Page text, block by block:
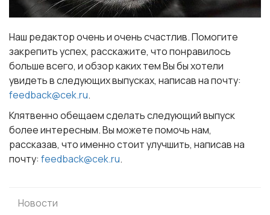
Наш редактор очень и очень счастлив. Помогите
закрепить успех, расскажите, что понравилось
больше всего, и обзор каких тем Вы бы хотели
увидеть в следующих выпусках, написав на почту:
feedback@cek.ru.
Клятвенно обещаем сделать следующий выпуск
более интересным. Вы можете помочь нам,
рассказав, что именно стоит улучшить, написав на
почту: feedback@cek.ru.
Новости